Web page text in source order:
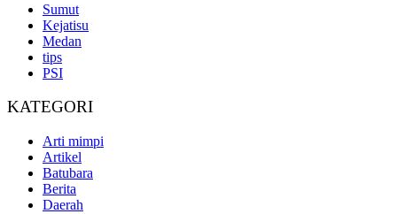
Sumut
Kejatisu
Medan
tips
PSI
KATEGORI
Arti mimpi
Artikel
Batubara
Berita
Daerah